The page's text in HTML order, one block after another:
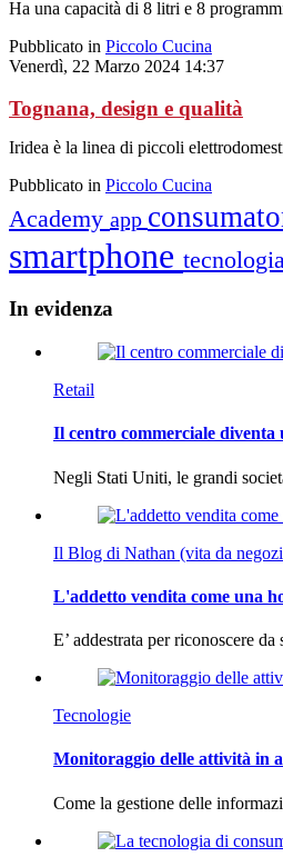
Ha una capacità di 8 litri e 8
Pubblicato in Piccolo Cucina
Venerdì, 22 Marzo 2024 14:37
Tognana, design e qualità
Iridea è la linea di piccoli
Pubblicato in Piccolo Cucina
Academy app
smartphone tecnologia
In evidenza
Retail
Il centro commerciale diventa
Negli Stati Uniti, le grandi
Il Blog di Nathan (vita da
L'addetto vendita come una
E’ addestrata per riconoscere
Tecnologie
Monitoraggio delle attività in
Come la gestione delle